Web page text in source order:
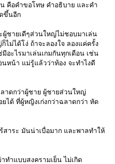
คือคำขอโทษ คำอธิบาย และคำ
ขึ้นอีก
ผู้ชายเดีๆส่วนใหญ่ไม่ชอบมาเล่น
ม่ได้โง่ ถ้าจะลองใจ ลองแค่ครั้ง
อะไรมาเล่นเกมกันทุกเดือน เช่น
หน้า แม่รู้แล้วว่าท้อง จะทำไงดี
ลาดกว่าผู้ชาย ผู้ชายส่วนใหญ่
ได้ ที่ผู้หญิงเก่งกว่าฉลาดกว่า หัด
สาระ มันน่าเบื่อมาก และพาลทำให้
ทำแบบสงครามเย็น ไม่เกิด